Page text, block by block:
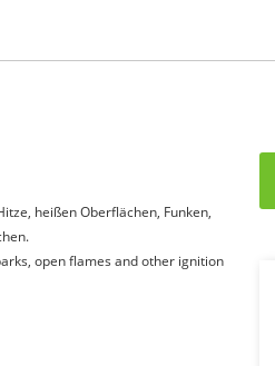
heißen Oberflächen, Funken,
open flames and other ignition